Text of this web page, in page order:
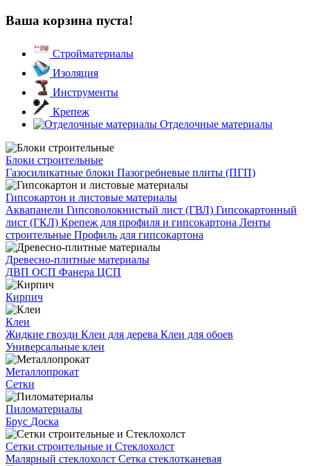
Ваша корзина пуста!
Стройматериалы
Изоляция
Инструменты
Крепеж
Отделочные материалы
Блоки строительные
Газосиликатные блоки Пазогребневые плиты (ПГП)
Гипсокартон и листовые материалы
Аквапанели Гипсоволокнистый лист (ГВЛ) Гипсокартонный
лист (ГКЛ) Крепеж для профиля и гипсокартона Ленты
строительные Профиль для гипсокартона
Древесно-плитные материалы
ДВП ОСП Фанера ЦСП
Кирпич
Клеи
Жидкие гвозди Клеи для дерева Клеи для обоев
Универсальные клеи
Металлопрокат
Сетки
Пиломатериалы
Брус Доска
Сетки строительные и Стеклохолст
Малярный стеклохолст Сетка стеклотканевая